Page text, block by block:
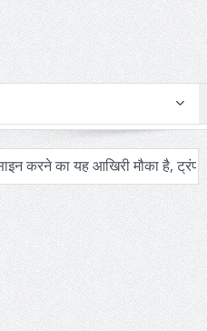
आखिरी मौका है, ट्रंप ने एक बार फिर